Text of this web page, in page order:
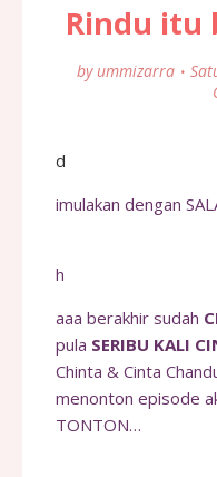
Rindu itu
by ummizarra
d
imulakan dengan
h
aaa berakhir sudah
pula SERIBU KALI
Chinta & Cinta
menonton episode
TONTON…